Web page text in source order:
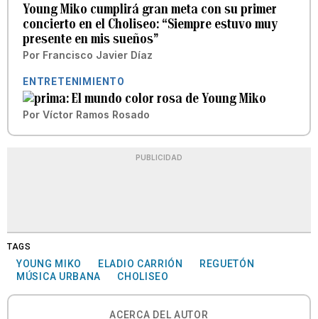
Young Miko cumplirá gran meta con su primer
concierto en el Choliseo: “Siempre estuvo muy
presente en mis sueños”
Por Francisco Javier Díaz
ENTRETENIMIENTO
El mundo color rosa de Young Miko
Por Víctor Ramos Rosado
PUBLICIDAD
TAGS
YOUNG MIKO ELADIO CARRIÓN
REGUETÓN
MÚSICA URBANA
CHOLISEO
ACERCA DEL AUTOR